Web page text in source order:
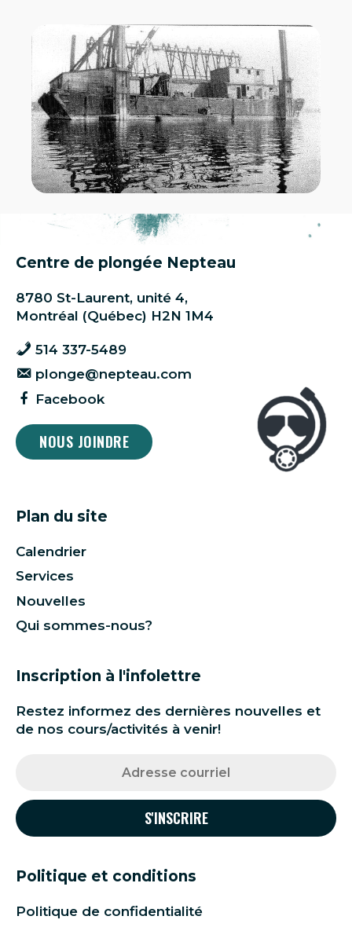
Centre de plongée Nepteau
8780 St-Laurent, unité 4,
Montréal (Québec) H2N 1M4
514 337-5489
plonge@nepteau.com
Facebook
NOUS JOINDRE
Plan du site
Calendrier
Services
Nouvelles
Qui sommes-nous?
Inscription à l'infolettre
Restez informez des dernières nouvelles et
de nos cours/activités à venir!
Politique et conditions
Politique de confidentialité